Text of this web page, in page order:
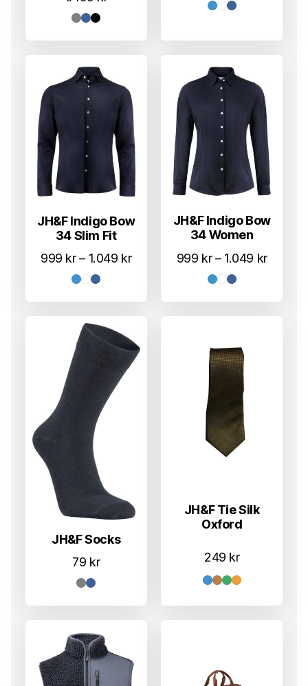
JH&F Indigo Bow
34 Slim Fit
999 kr – 1.049 krPrisområde:
JH&F Indigo Bow
34 Women
999 kr – 1.049 kr
JH&F Socks
79 kr
JH&F Tie Silk
Oxford
249 kr